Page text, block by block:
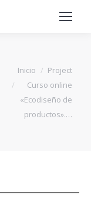
Estás aquí:
Inicio
Project
Curso online
«Ecodiseño de
productos».…